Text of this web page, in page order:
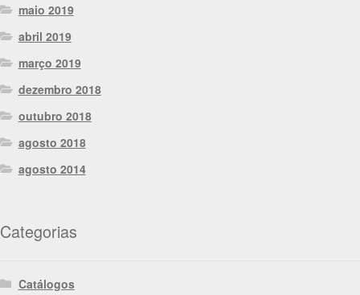
maio 2019
abril 2019
março 2019
dezembro 2018
outubro 2018
agosto 2018
agosto 2014
Categorias
Catálogos